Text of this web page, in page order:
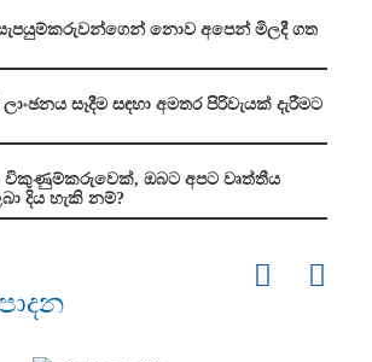
නොව අපෙන් මිලදී ගත
සෑදීම සඳහා අමතර පිරිවැයක් දැරීමට
විකුණුම්කරුවෙක්, ඔබට අපට වෘත්තීය
දිය හැකි නම්?